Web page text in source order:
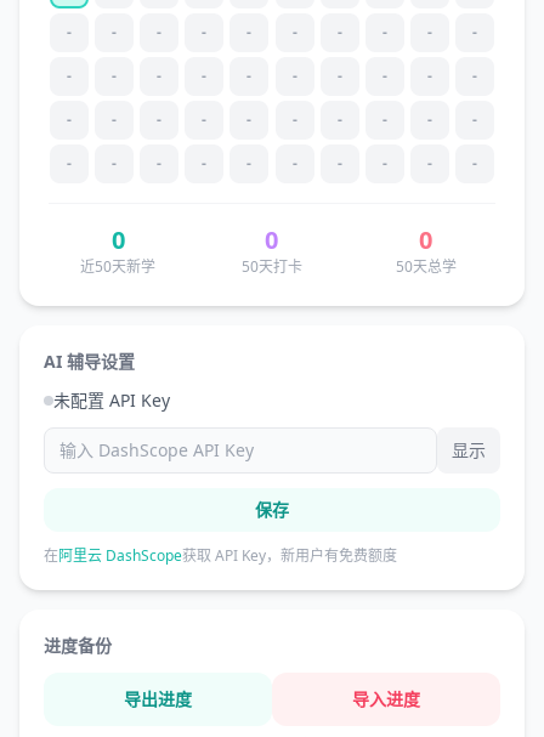
- - - - - - - - - -
- - - - - - - - - -
- - - - - - - - - -
- - - - - - - - - -
0
近50天新学
0
50天打卡
0
50天总学
AI 辅导设置
未配置 API Key
显示
保存
在阿里云 DashScope获取 API Key，新用户有免费额度
进度备份
导出进度 导入进度